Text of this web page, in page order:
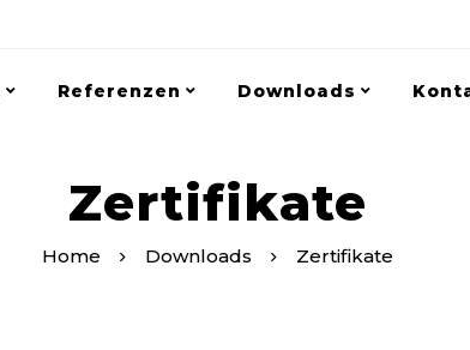
Referenzen Downloads
Zertifikate
Home Downloads Zertifikate